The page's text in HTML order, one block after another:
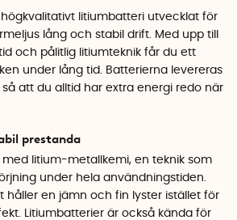
högkvalitativt litiumbatteri utvecklat för
lång och stabil drift. Med upp till
och pålitlig litiumteknik får du ett
under lång tid. Batterierna levereras
att du alltid har extra energi redo när
prestanda
med litium-metallkemi, en teknik som
under hela användningstiden.
håller en jämn och fin lyster istället för
Litiumbatterier är också kända för